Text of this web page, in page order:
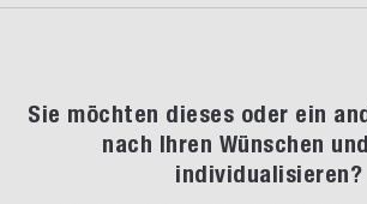
Sie möchten dieses oder ein
nach Ihren Wünschen
individualisieren?